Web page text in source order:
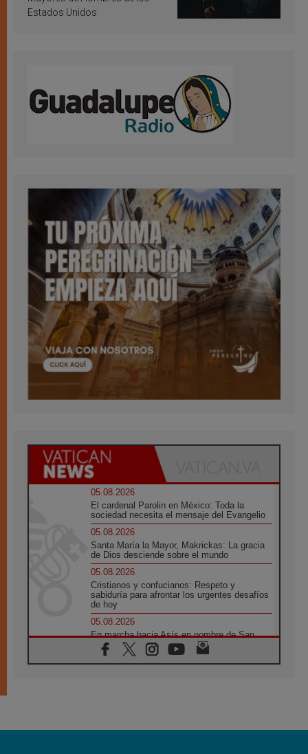
Estados Unidos
05.08.2026
El cardenal Parolin en México: Toda la
sociedad necesita el mensaje del Evangelio
05.08.2026
Santa María la Mayor, Makrickas: La gracia
de Dios desciende sobre el mundo
05.08.2026
Cristianos y confucianos: Respeto y
sabiduría para afrontar los urgentes desafíos
de hoy
05.08.2026
En marcha hacia Asís en nombre de San
Francisco, a la espera de León
05.08.2026